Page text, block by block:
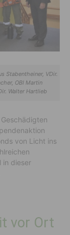
Stabentheiner, VDir.
OBI Martin
Walter Hartlieb
von Licht ins
in dieser
vor Ort